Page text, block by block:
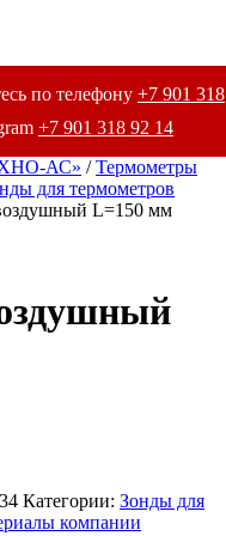
по телефону +7 901 318
+7 901 318 92 14
АС» /Термометры
для термометров
L=150 мм
Категории: Зонды для
компании